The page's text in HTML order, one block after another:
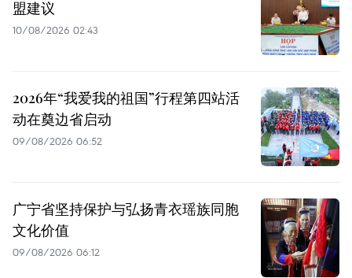
盟建议
10/08/2026 02:43
2026年“我爱我的祖国”行程第四站活
动在奠边省启动
09/08/2026 06:52
广宁省坚持保护与弘扬青衣瑶族同胞
文化价值
09/08/2026 06:12